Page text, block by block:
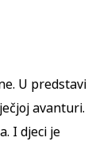
U predstavi
avanturi.
I djeci je